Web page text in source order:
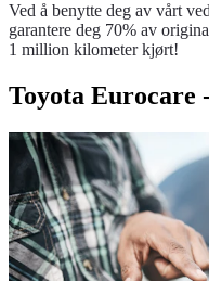
Ved å benytte deg av vårt
garantere deg 70% av
1 million kilometer kjørt!
Toyota Eurocare